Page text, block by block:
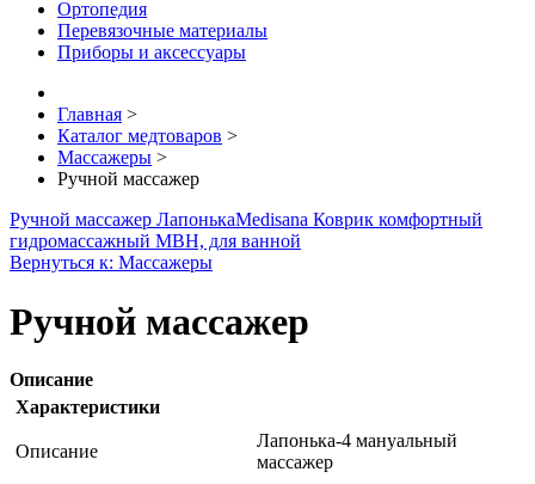
Ортопедия
Перевязочные материалы
Приборы и аксессуары
Главная >
Каталог медтоваров >
Массажеры >
Ручной массажер
Ручной массажер ЛапонькаMedisana Коврик комфортный
гидромассажный MBH, для ванной
Вернуться к: Массажеры
Ручной массажер
Описание
Характеристики
Описание
Лапонька-4 мануальный
массажер